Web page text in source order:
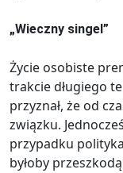
„Wieczny singel”
Życie osobiste
trakcie długiego
przyznał, że od
związku.
przypadku
byłoby